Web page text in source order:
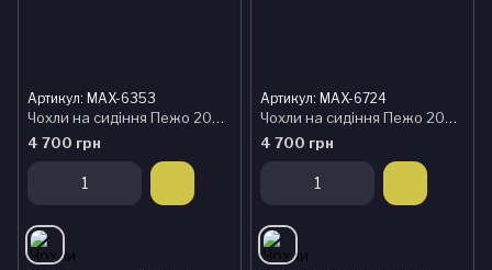
Артикул: MAX-6353
Чохли на сидіння Пежо 208 (Peugeot 208) модельні MAX з екошкіри Чорно-коричневий
4 700 грн
Артикул: MAX-6724
Чохли на сидіння Пежо 208 (Peugeot 208) модельні MAX з екошкіри Чорно-білий
4 700 грн